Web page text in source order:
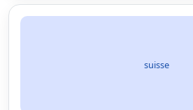
suisse